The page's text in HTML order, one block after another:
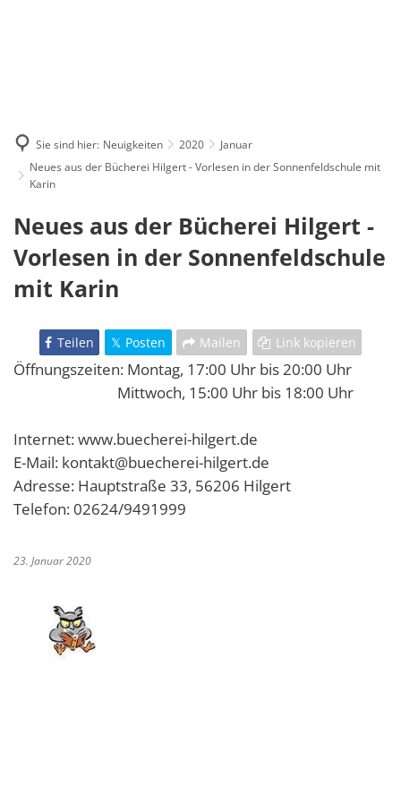
Sie sind hier: Neuigkeiten 2020
Januar
Neues aus der Bücherei Hilgert - Vorlesen in der Sonnenfeldschule mit
Karin
Neues aus der Bücherei Hilgert -
Vorlesen in der Sonnenfeldschule
mit Karin
Teilen Posten Mailen Link kopieren
Öffnungszeiten: Montag, 17:00 Uhr bis 20:00 Uhr
Mittwoch, 15:00 Uhr bis 18:00 Uhr
Internet: www.buecherei-hilgert.de
E-Mail: kontakt@buecherei-hilgert.de
Adresse: Hauptstraße 33, 56206 Hilgert
Telefon: 02624/9491999
23. Januar 2020